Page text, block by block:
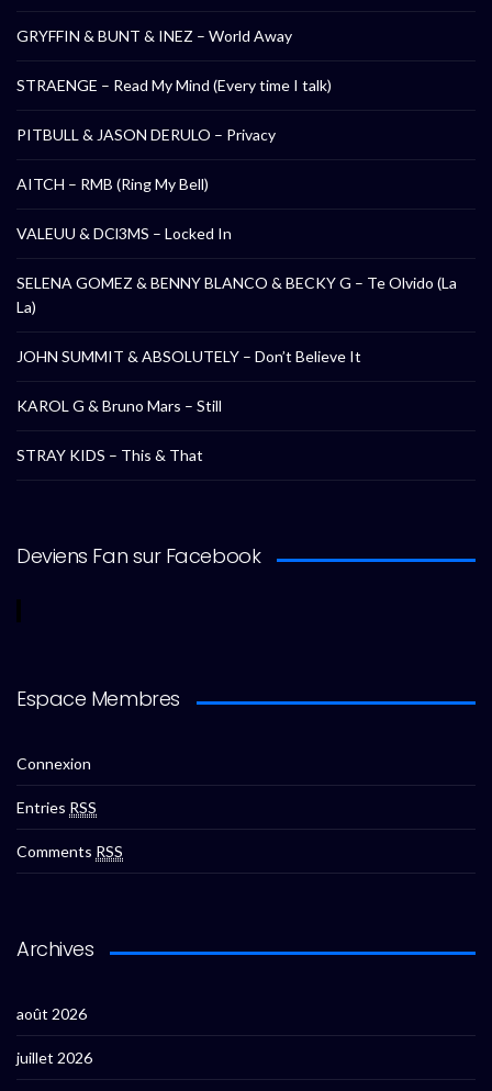
GRYFFIN & BUNT & INEZ – World Away
STRAENGE – Read My Mind (Every time I talk)
PITBULL & JASON DERULO – Privacy
AITCH – RMB (Ring My Bell)
VALEUU & DCl3MS – Locked In
SELENA GOMEZ & BENNY BLANCO & BECKY G – Te Olvido (La
La)
JOHN SUMMIT & ABSOLUTELY – Don’t Believe It
KAROL G & Bruno Mars – Still
STRAY KIDS – This & That
Deviens Fan sur Facebook
Espace Membres
Connexion
Entries RSS
Comments RSS
Archives
août 2026
juillet 2026